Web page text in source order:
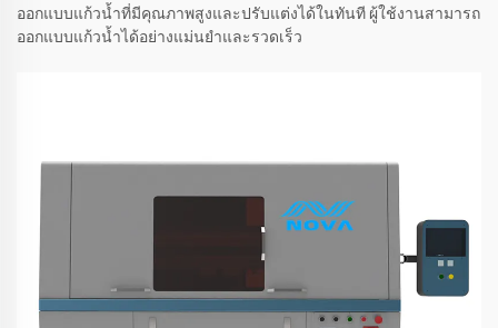
ออกแบบแก้วน้ำที่มีคุณภาพสูงและปรับแต่งได้ในทันที ผู้ใช้งานสามารถ
ออกแบบแก้วน้ำได้อย่างแม่นยำและรวดเร็ว